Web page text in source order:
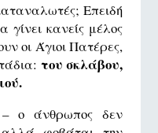
Επειδή
γίνει κανείς μέλος
οι Άγιοι Πατέρες,
του σκλάβου,
ο άνθρωπος δεν